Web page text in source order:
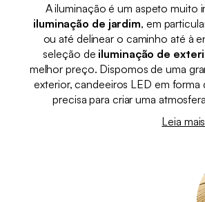
A iluminação é um aspeto muito
iluminação de jardim, em
ou até delinear o caminho até à
seleção de iluminação de
melhor preço. Dispomos de uma
exterior, candeeiros LED em
precisa para criar uma
Leia